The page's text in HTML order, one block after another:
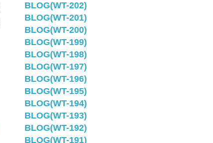
BLOG(WT-202)
BLOG(WT-201)
BLOG(WT-200)
BLOG(WT-199)
BLOG(WT-198)
BLOG(WT-197)
BLOG(WT-196)
BLOG(WT-195)
BLOG(WT-194)
BLOG(WT-193)
BLOG(WT-192)
BLOG(WT-191)